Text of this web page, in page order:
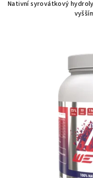
Nativní syrovátkový